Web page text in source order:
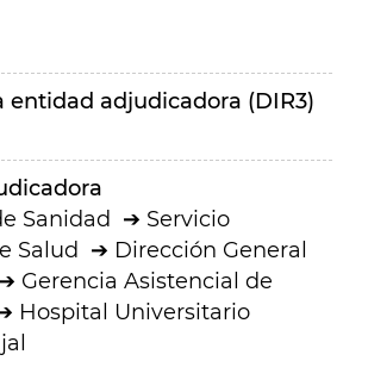
entidad adjudicadora (DIR3)
Sanidad
Servicio
Salud
Dirección General
Gerencia Asistencial de
Hospital Universitario